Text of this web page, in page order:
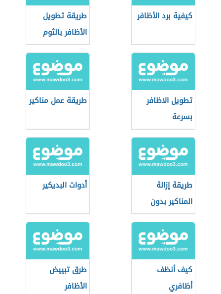
كيفية برد الأظافر
طريقة تطويل
الأظافر بالثوم
تطويل الاظافر
بسرعة
طريقة عمل مناكير
طريقة إزالة
المناكير بدون
مزيل
أدوات البديكير
كيف أنظف
أظافري
طرق تبييض
الأظافر